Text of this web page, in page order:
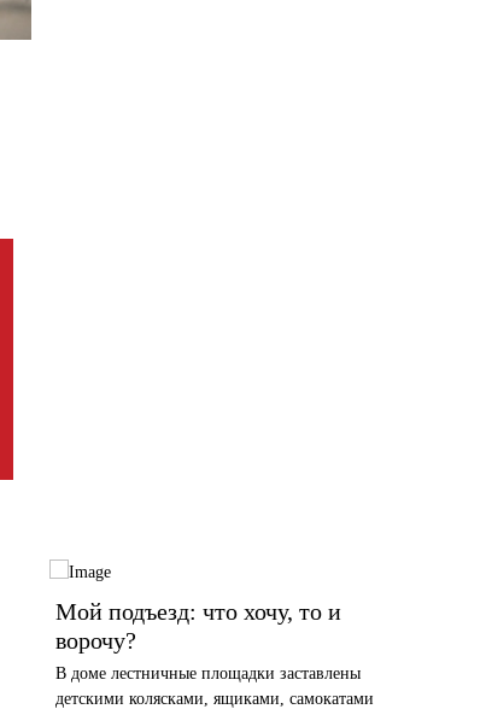
Мой подъезд: что хочу, то и
ворочу?
В доме лестничные площадки заставлены
детскими колясками, ящиками, самокатами